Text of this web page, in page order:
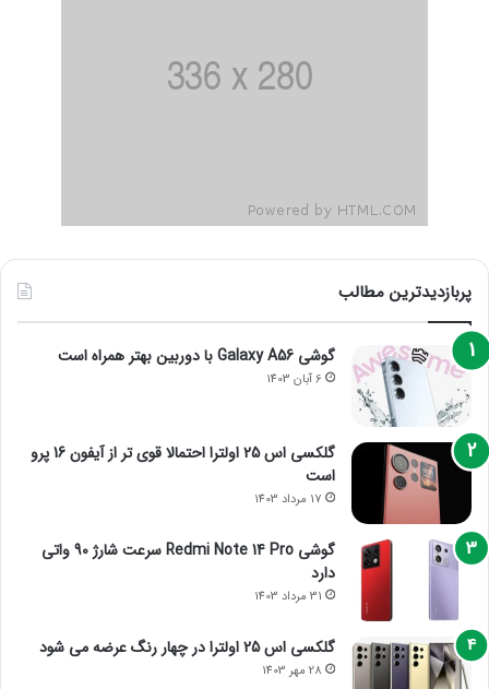
پربازدیدترین مطالب
گوشی Galaxy A56 با دوربین بهتر همراه است
6 آبان 1403
گلکسی اس 25 اولترا احتمالا قوی تر از آیفون 16 پرو
است
17 مرداد 1403
گوشی Redmi Note 14 Pro سرعت شارژ 90 واتی
دارد
31 مرداد 1403
گلکسی اس 25 اولترا در چهار رنگ عرضه می شود
28 مهر 1403